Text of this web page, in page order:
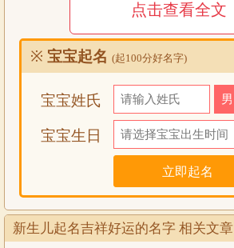
普绎、岩佑、城远
图富、峻源、宝南
均冠、珀恒、冠炎
宝浩、焱翌、佑耿
延征、骏知、廷驰
讯霖、源伦、铭少
俊曜、修承、骏伦
千博、驰格、期浩
耿柏、凡毅、冠柏
点击查看全文
※ 宝宝起名 (起100分好名字)
宝宝姓氏 男
宝宝生日
新生儿起名吉祥好运的名字 相关文章